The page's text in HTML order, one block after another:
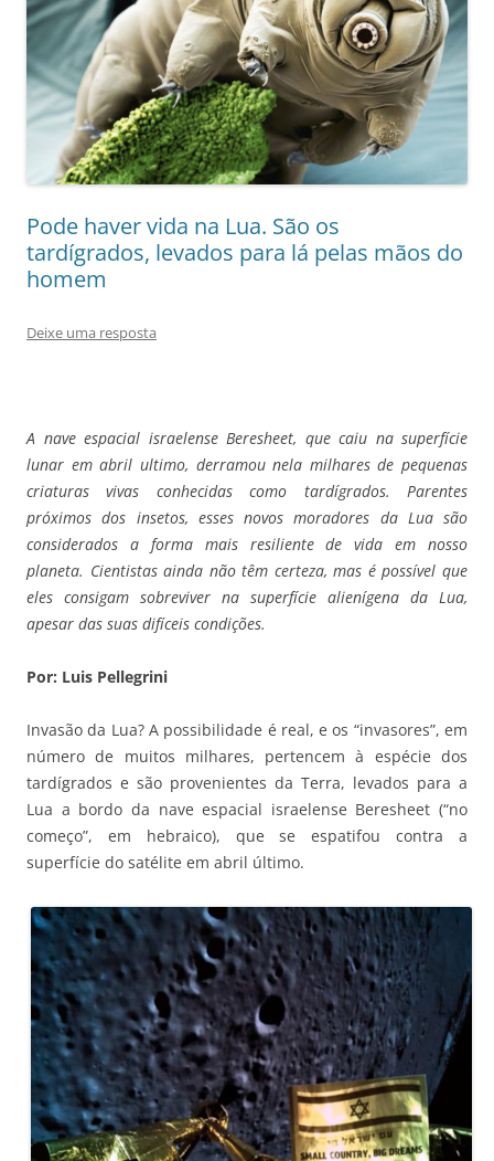
Pode haver vida na Lua. São os
tardígrados, levados para lá pelas mãos do
homem
Deixe uma resposta
A nave espacial israelense Beresheet, que caiu na superfície
lunar em abril ultimo, derramou nela milhares de pequenas
criaturas vivas conhecidas como tardígrados. Parentes
próximos dos insetos, esses novos moradores da Lua são
considerados a forma mais resiliente de vida em nosso
planeta. Cientistas ainda não têm certeza, mas é possível que
eles consigam sobreviver na superfície alienígena da Lua,
apesar das suas difíceis condições.
Por: Luis Pellegrini
Invasão da Lua? A possibilidade é real, e os “invasores”, em
número de muitos milhares, pertencem à espécie dos
tardígrados e são provenientes da Terra, levados para a
Lua a bordo da nave espacial israelense Beresheet (“no
começo”, em hebraico), que se espatifou contra a
superfície do satélite em abril último.